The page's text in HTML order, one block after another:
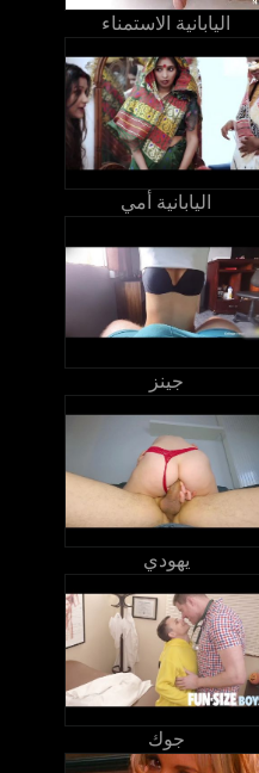
اليابانية الاستمناء
اليابانية أمي
جينز
يهودي
جوك